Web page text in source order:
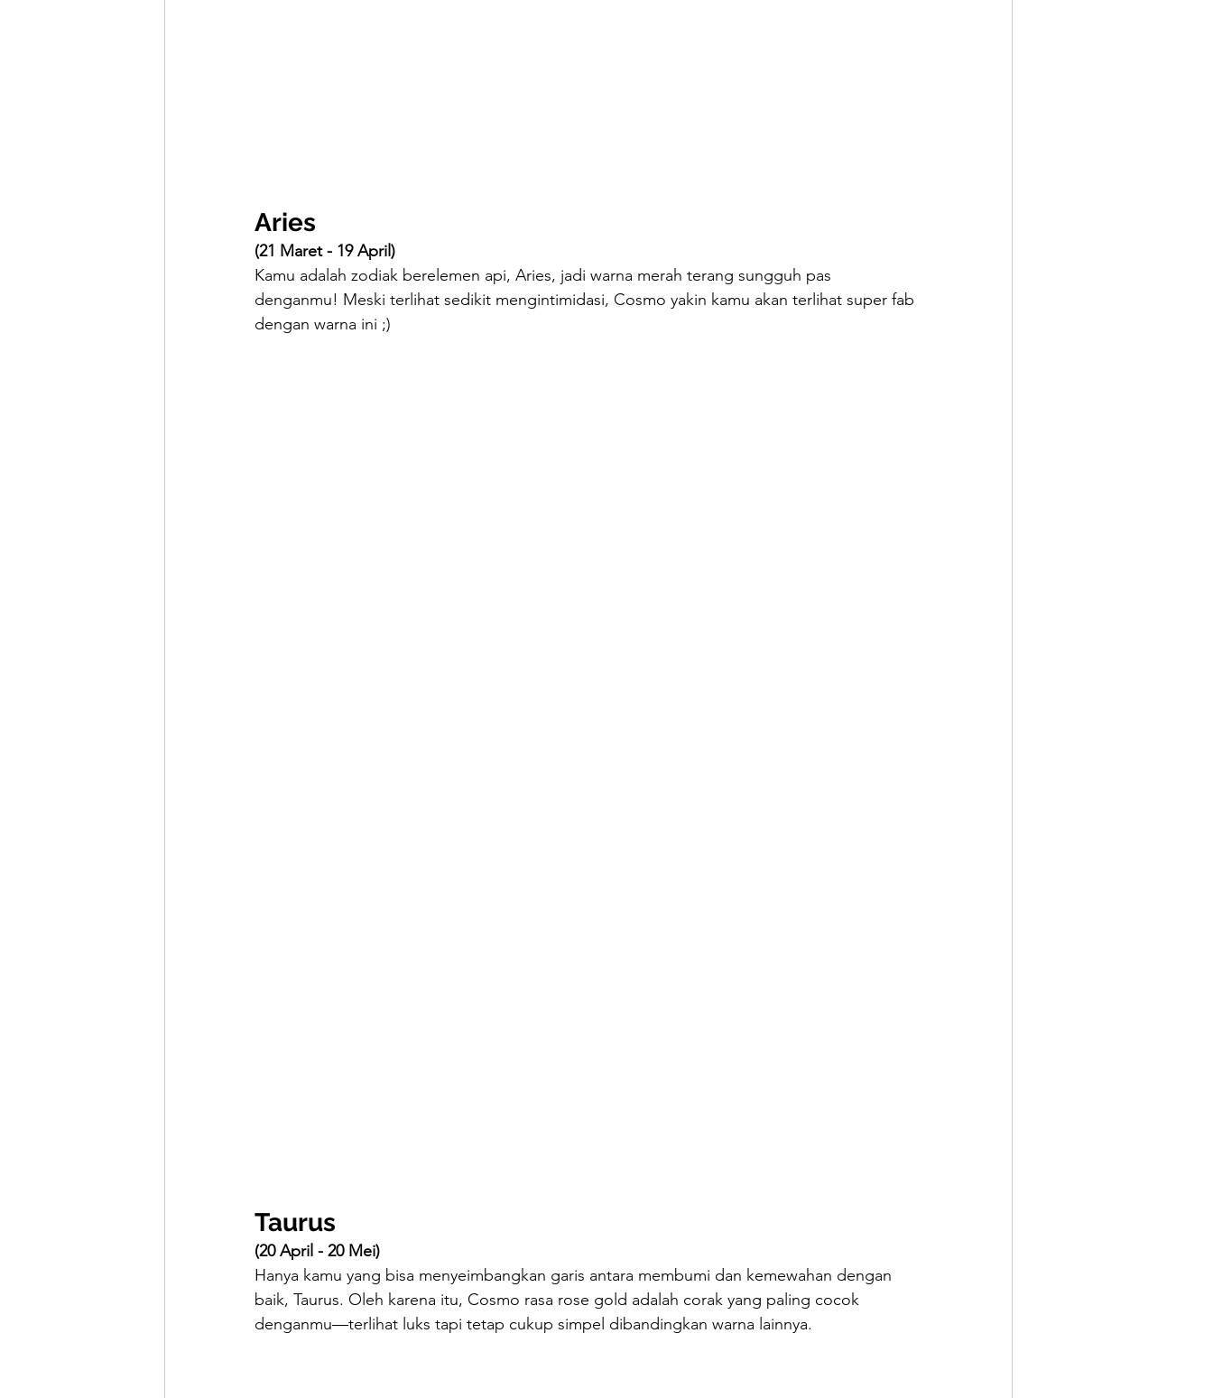
Aries
(21 Maret - 19 April)
Kamu adalah zodiak berelemen api, Aries, jadi warna merah terang sungguh pas
denganmu! Meski terlihat sedikit mengintimidasi, Cosmo yakin kamu akan terlihat super fab
dengan warna ini ;)
Taurus
(20 April - 20 Mei)
Hanya kamu yang bisa menyeimbangkan garis antara membumi dan kemewahan dengan
baik, Taurus. Oleh karena itu, Cosmo rasa rose gold adalah corak yang paling cocok
denganmu—terlihat luks tapi tetap cukup simpel dibandingkan warna lainnya.